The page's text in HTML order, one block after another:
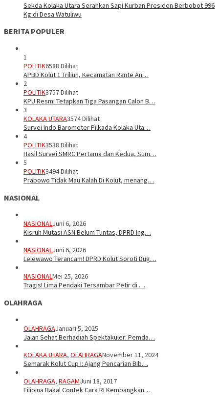
Sekda Kolaka Utara Serahkan Sapi Kurban Presiden Berbobot 996
Kg di Desa Watuliwu
BERITA POPULER
1
POLITIK6588 Dilihat
APBD Kolut 1 Triliun, Kecamatan Rante An…
2
POLITIK3757 Dilihat
KPU Resmi Tetapkan Tiga Pasangan Calon B…
3
KOLAKA UTARA3574 Dilihat
Survei Indo Barometer Pilkada Kolaka Uta…
4
POLITIK3538 Dilihat
Hasil Survei SMRC Pertama dan Kedua, Sum…
5
POLITIK3494 Dilihat
Prabowo Tidak Mau Kalah Di Kolut, menang…
NASIONAL
NASIONALJuni 6, 2026
Kisruh Mutasi ASN Belum Tuntas, DPRD Ing…
NASIONALJuni 6, 2026
Lelewawo Terancam! DPRD Kolut Soroti Dug…
NASIONALMei 25, 2026
Tragis! Lima Pendaki Tersambar Petir di …
OLAHRAGA
OLAHRAGAJanuari 5, 2025
Jalan Sehat Berhadiah Spektakuler: Pemda…
KOLAKA UTARA, OLAHRAGANovember 11, 2024
Semarak Kolut Cup I: Ajang Pencarian Bib…
OLAHRAGA, RAGAMJuni 18, 2017
Filipina Bakal Contek Cara RI Kembangkan…